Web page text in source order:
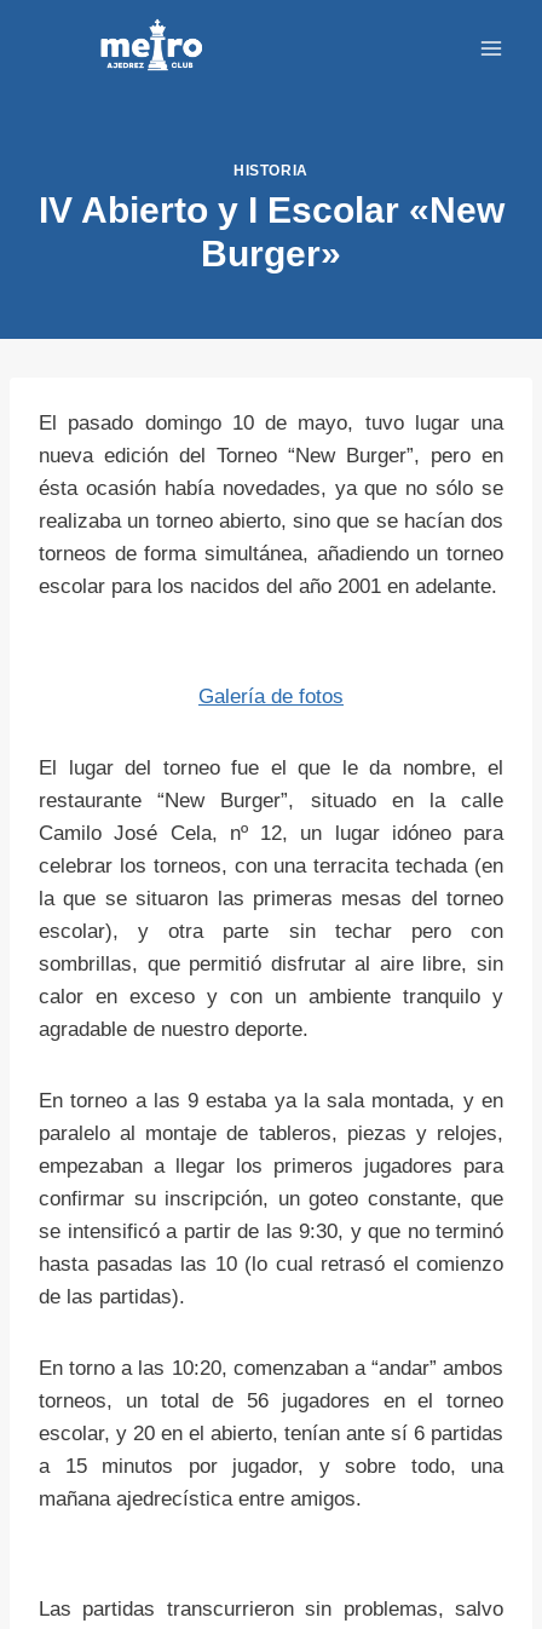
HISTORIA
IV Abierto y I Escolar «New
Burger»
El pasado domingo 10 de mayo, tuvo lugar una
nueva edición del Torneo “New Burger”, pero en
ésta ocasión había novedades, ya que no sólo se
realizaba un torneo abierto, sino que se hacían dos
torneos de forma simultánea, añadiendo un torneo
escolar para los nacidos del año 2001 en adelante.
Galería de fotos
El lugar del torneo fue el que le da nombre, el
restaurante “New Burger”, situado en la calle
Camilo José Cela, nº 12, un lugar idóneo para
celebrar los torneos, con una terracita techada (en
la que se situaron las primeras mesas del torneo
escolar), y otra parte sin techar pero con
sombrillas, que permitió disfrutar al aire libre, sin
calor en exceso y con un ambiente tranquilo y
agradable de nuestro deporte.
En torneo a las 9 estaba ya la sala montada, y en
paralelo al montaje de tableros, piezas y relojes,
empezaban a llegar los primeros jugadores para
confirmar su inscripción, un goteo constante, que
se intensificó a partir de las 9:30, y que no terminó
hasta pasadas las 10 (lo cual retrasó el comienzo
de las partidas).
En torno a las 10:20, comenzaban a “andar” ambos
torneos, un total de 56 jugadores en el torneo
escolar, y 20 en el abierto, tenían ante sí 6 partidas
a 15 minutos por jugador, y sobre todo, una
mañana ajedrecística entre amigos.
Las partidas transcurrieron sin problemas, salvo